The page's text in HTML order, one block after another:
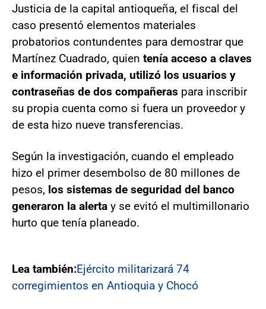
Justicia de la capital antioqueña, el fiscal del
caso presentó elementos materiales
probatorios contundentes para demostrar que
Martínez Cuadrado, quien tenía acceso a claves
e información privada, utilizó los usuarios y
contraseñas de dos compañeras para inscribir
su propia cuenta como si fuera un proveedor y
de esta hizo nueve transferencias.
Según la investigación, cuando el empleado
hizo el primer desembolso de 80 millones de
pesos, los sistemas de seguridad del banco
generaron la alerta y se evitó el multimillonario
hurto que tenía planeado.
Lea también:Ejército militarizará 74
corregimientos en Antioquia y Chocó